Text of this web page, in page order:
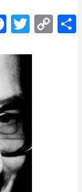
F
a
c
e
b
o
o
k
T
w
itt
C
o